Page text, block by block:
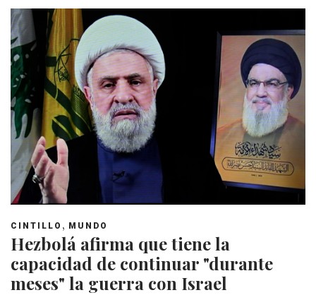
CINTILLO , MUNDO
Hezbolá afirma que tiene la
capacidad de continuar "durante
meses" la guerra con Israel